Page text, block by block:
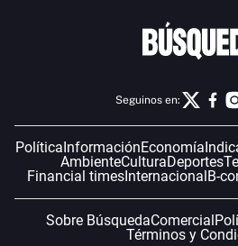
Seguinos en:
PolíticaInformaciónEconomía
AmbienteCulturaDeportes
Financial timesInternacionalB-
Sobre BúsquedaComercial
Términos y